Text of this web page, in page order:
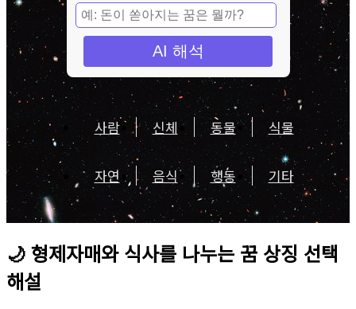
AI 해석
사람 신체 동물 식물
자연 음식 행동 기타
🌙 형제자매와 식사를 나누는 꿈 상징 선택
해설